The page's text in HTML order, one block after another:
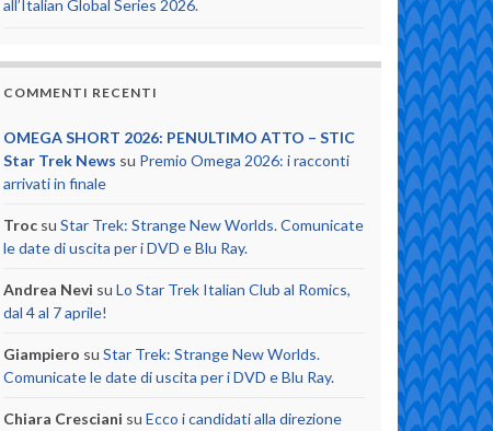
all’Italian Global Series 2026.
COMMENTI RECENTI
OMEGA SHORT 2026: PENULTIMO ATTO – STIC
Star Trek News su Premio Omega 2026: i racconti
arrivati in finale
Troc su Star Trek: Strange New Worlds. Comunicate
le date di uscita per i DVD e Blu Ray.
Andrea Nevi su Lo Star Trek Italian Club al Romics,
dal 4 al 7 aprile!
Giampiero su Star Trek: Strange New Worlds.
Comunicate le date di uscita per i DVD e Blu Ray.
Chiara Cresciani su Ecco i candidati alla direzione